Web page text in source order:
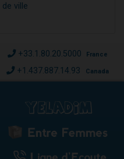
ville
+33.1.80.20.5000 France
+1.437.887.14.93 Canada